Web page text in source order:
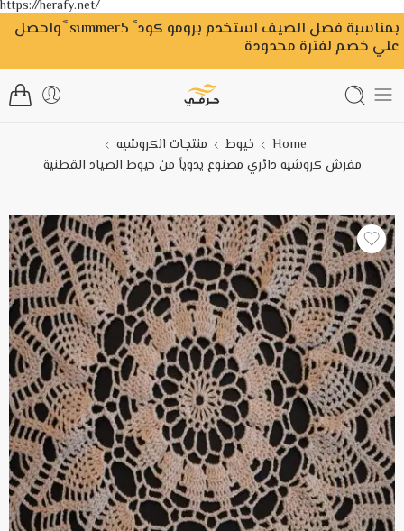
https://herafy.net/
بمناسبة فصل الصيف استخدم برومو كود ً summer5 ًواحصل
علي خصم لفترة محدودة
Home خيوط
منتجات الكروشيه
مفرش كروشيه دائري مصنوع يدوياً من خيوط الصياد القطنية